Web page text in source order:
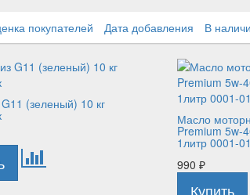
покупателей Дата добавления В
(зеленый) 10 кг
Масло
Premium 5w-
1литр 0001-
990 ₽